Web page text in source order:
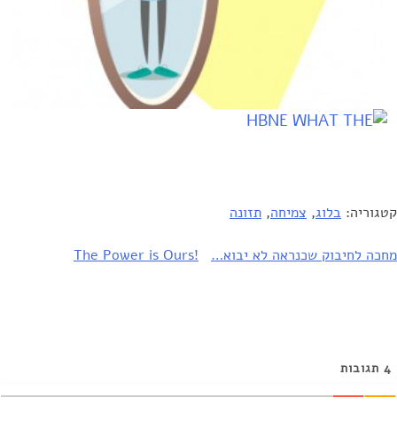
קטגוריה: בלוג, צמיחה, תזונה
ניווט The Power is Ours!‎ מחכה לחיבוק שכנראה לא יבוא…
4 תגובות